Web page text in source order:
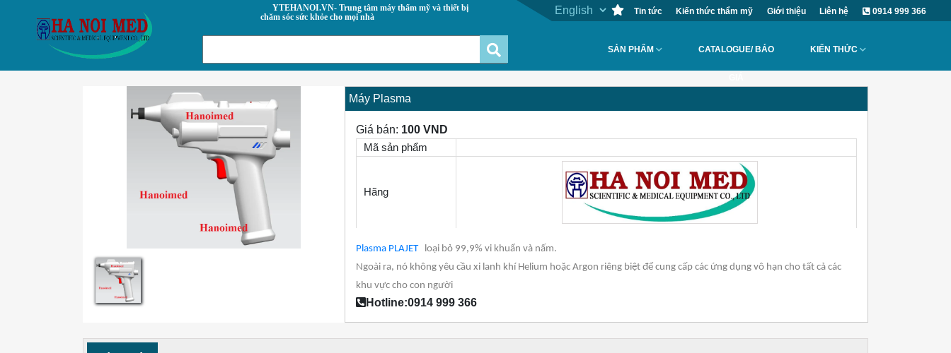
YTEHANOI.VN- Trung tâm máy thẩm mỹ và thiết bị
chăm sóc sức khỏe cho mọi nhà
Tin tức Kiến thức thẩm mỹ Giới thiệu Liên hệ 0914 999 366
SẢN PHẨM CATALOGUE/ BÁO KIẾN THỨC
Máy Plasma
Giá bán: 100 VND
Mã sản phẩm
Hãng
Plasma PLAJETloại bỏ 99,9% vi khuẩn và nấm.
Ngoài ra, nó không yêu cầu xi lanh khí Helium hoặc Argon riêng biệt để cung cấp các ứng dụng vô hạn cho tất cả các
khu vực cho con người
Hotline:0914 999 366